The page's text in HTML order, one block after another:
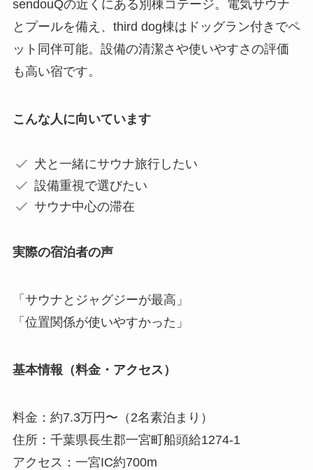
sendouQの近くにある別棟コテージ。電気サウナ
とプールを備え、third dog棟はドッグラン付きでペ
ット同伴可能。設備の清潔さや使いやすさの評価
も高い宿です。
こんな人に向いています
犬と一緒にサウナ旅行したい
設備重視で選びたい
サウナ中心の滞在
実際の宿泊者の声
「サウナとジャグジーが最高」
「位置関係が使いやすかった」
基本情報（料金・アクセス）
料金：約7.3万円〜（2名素泊まり）
住所：千葉県長生郡一宮町船頭給1274-1
アクセス：一宮IC約700m